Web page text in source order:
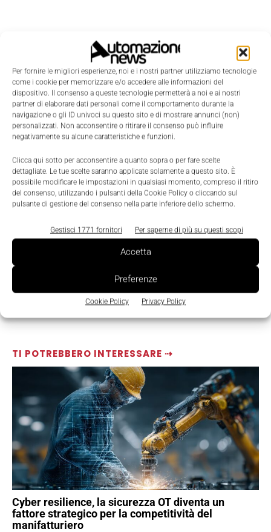
Per fornire le migliori esperienze, noi e i nostri partner utilizziamo tecnologie
come i cookie per memorizzare e/o accedere alle informazioni del
dispositivo. Il consenso a queste tecnologie permetterà a noi e ai nostri
partner di elaborare dati personali come il comportamento durante la
navigazione o gli ID univoci su questo sito e di mostrare annunci (non)
personalizzati. Non acconsentire o ritirare il consenso può influire
negativamente su alcune caratteristiche e funzioni.
Clicca qui sotto per acconsentire a quanto sopra o per fare scelte
dettagliate. Le tue scelte saranno applicate solamente a questo sito. È
possibile modificare le impostazioni in qualsiasi momento, compreso il ritiro
del consenso, utilizzando i pulsanti della Cookie Policy o cliccando sul
pulsante di gestione del consenso nella parte inferiore dello schermo.
Gestisci 1771 fornitori Per saperne di più su questi scopi
Accetta
Preferenze
Cookie Policy Privacy Policy
LEGGI LA RIVISTA ⇢
TI POTREBBERO INTERESSARE ⇢
Cyber resilience, la sicurezza OT diventa un
fattore strategico per la competitività del
manifatturiero